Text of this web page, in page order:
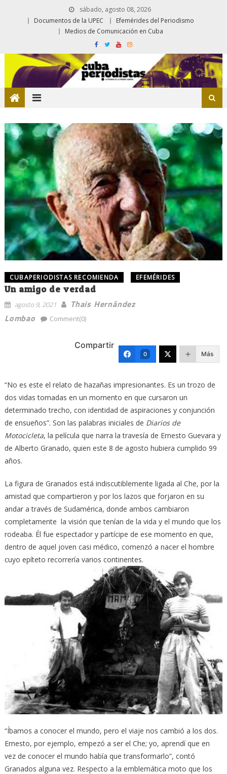
sábado, agosto 08, 2026
Documentos de la UPEC
Efemérides del Periodismo
Medios de Comunicación en Cuba
CUBAPERIODISTAS RECOMIENDA EFEMÉRIDES
Un amigo de verdad
agosto 9, 2021
Thais Hernández
Lombao
Comment(0)
Compartir
0 Más
“No es este el relato de hazañas impresionantes. Es un trozo de
dos vidas tomadas en un momento en que cursaron un
determinado trecho, con identidad de aspiraciones y conjunción
de ensueños”. Son las palabras iniciales de Diarios de
Motocicleta, la película que narra la travesía de Ernesto Guevara y
de Alberto Granado, quien este 8 de agosto hubiera cumplido 99
años.
La figura de Granados está indiscutiblemente ligada al Che, por la
amistad que compartieron y por los lazos que forjaron en su
andar a través de Sudamérica, donde ambos cambiaron
completamente la visión que tenían de la vida y el mundo que los
rodeaba. Él fue espectador y partícipe de ese momento en que,
dentro de aquel joven casi médico, comenzó a nacer el hombre
cuyo epíteto recorrería varios continentes.
“Íbamos a conocer el mundo, pero el viaje nos cambió a los dos.
Ernesto, por ejemplo, empezó a ser el Che; yo, aprendí que en
vez de conocer el mundo había que transformarlo”, contó
Granados alguna vez. Respecto a la emblemática moto que los